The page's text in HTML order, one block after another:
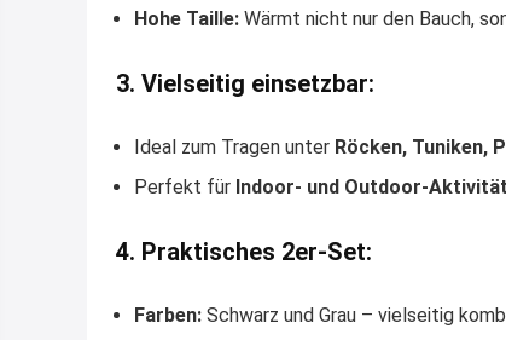
Hohe Taille: Wärmt nicht nur den Bauch,
3. Vielseitig einsetzbar:
Ideal zum Tragen unter Röcken, Tuniken,
Perfekt für Indoor- und Outdoor-
4. Praktisches 2er-Set:
Farben: Schwarz und Grau – vielseitig